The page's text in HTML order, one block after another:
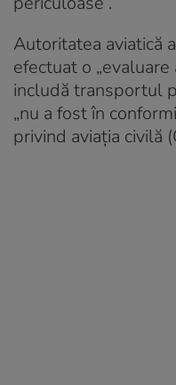
Autoritatea aviatică
efectuat o „evaluare
includă transportul
„nu a fost în
privind aviația civilă